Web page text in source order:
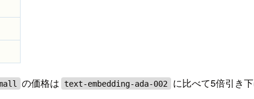
の価格は text-embedding-ada-002 に比べて5倍引き